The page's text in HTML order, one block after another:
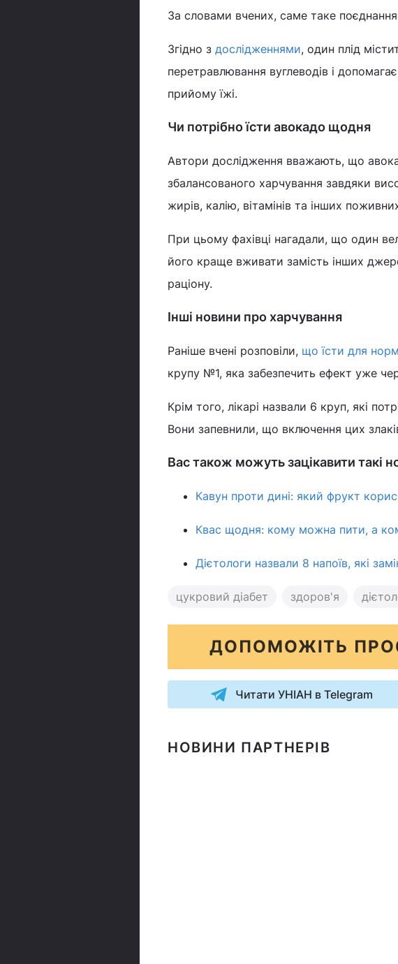
За словами вчених, саме таке
Згідно з дослідженнями, один плід
перетравлювання вуглеводів і
прийому їжі.
Чи потрібно їсти авокадо щодня
Автори дослідження вважають, що
збалансованого харчування завдяки
жирів, калію, вітамінів та інших
При цьому фахівці нагадали, що один
його краще вживати замість інших
раціону.
Інші новини про харчування
Раніше вчені розповіли, що їсти для
крупу №1, яка забезпечить ефект уже
Крім того, лікарі назвали 6 круп, які
Вони запевнили, що включення цих
Вас також можуть зацікавити такі
Кавун проти дині: який фрукт
Квас щодня: кому можна пити, а
Дієтологи назвали 8 напоїв, які
цукровий діабет здоров'я
ДОПОМОЖІТЬ
Читати УНІАН в Telegram
НОВИНИ ПАРТНЕРІВ